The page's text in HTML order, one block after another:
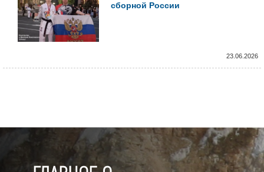
сборной России
23.06.2026